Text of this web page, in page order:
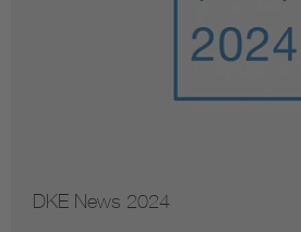
DKE News 2024